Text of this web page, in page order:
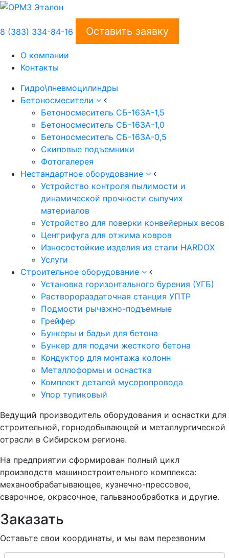
8 (383) 334-84-16 Оставить заявку
О компании
Контакты
Гидро\пневмоцилиндры
Бетоносмесители
Бетоносмеситель СБ-163А-1,5
Бетоносмеситель СБ-163А-1,0
Бетоносмеситель СБ-163А-0,5
Скиповые подъемники
Фотогалерея
Нестандартное оборудование
Устройство контроля пылимости и
динамической прочности сыпучих
материалов
Устройство для поверки конвейерных весов
Центрифуга для отжима ковров
Износостойкие изделия из стали HARDOX
Услуги
Строительное оборудование
Установка горизонтального бурения (УГБ)
Растворораздаточная станция УПТР
Подмости рычажно-подъемные
Грейфер
Бункеры и бадьи для бетона
Бункер для подачи жесткого бетона
Кондуктор для монтажа колонн
Металлоформы и оснастка
Комплект деталей мусоропровода
Упор тупиковый
Ведущий производитель оборудования и оснастки для
строительной, горнодобывающей и металлургической
отрасли в Сибирском регионе.
На предприятии сформирован полный цикл
производств машиностроительного комплекса:
механообрабатывающее, кузнечно-прессовое,
сварочное, окрасочное, гальванообработка и другие.
Заказать
Оставьте свои координаты, и мы вам перезвоним